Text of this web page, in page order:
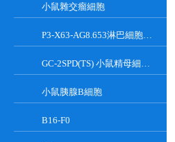
小鼠雜交瘤細胞
P3-X63-AG8.653淋巴細胞小鼠骨髓瘤細胞
GC-2SPD(TS) 小鼠精母細胞系
小鼠胰腺Β細胞
B16-F0